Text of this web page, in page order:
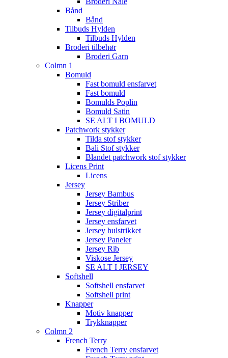
Bånd
Bånd
Tilbuds Hylden
Tilbuds Hylden
Broderi tilbehør
Broderi Garn
Colmn 1
Bomuld
Fast bomuld ensfarvet
Fast bomuld
Bomulds Poplin
Bomuld Satin
SE ALT I BOMULD
Patchwork stykker
Tilda stof stykker
Bali Stof stykker
Blandet patchwork stof stykker
Licens Print
Licens
Jersey
Jersey Bambus
Jersey Striber
Jersey digitalprint
Jersey ensfarvet
Jersey hulstrikket
Jersey Paneler
Jersey Rib
Viskose Jersey
SE ALT I JERSEY
Softshell
Softshell ensfarvet
Softshell print
Knapper
Motiv knapper
Trykknapper
Colmn 2
French Terry
French Terry ensfarvet